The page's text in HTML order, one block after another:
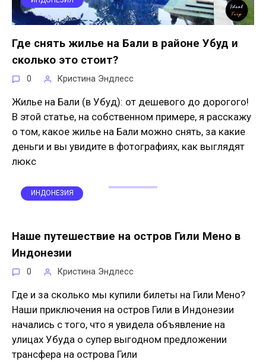
Где снять жилье на Бали в районе Убуд и
сколько это стоит?
0 Кристина Эндлесс
Жилье на Бали (в Убуд): от дешевого до дорогого!
В этой статье, на собственном примере, я расскажу
о том, какое жилье на Бали можно снять, за какие
деньги и вы увидите в фотографиях, как выглядят
люкс
ИНДОНЕЗИЯ
Наше путешествие на остров Гили Мено в
Индонезии
0 Кристина Эндлесс
Где и за сколько мы купили билеты на Гили Мено?
Наши приключения на остров Гили в Индонезии
начались с того, что я увидела объявление на
улицах Убуда о супер выгодном предложении
трансфера на острова Гили